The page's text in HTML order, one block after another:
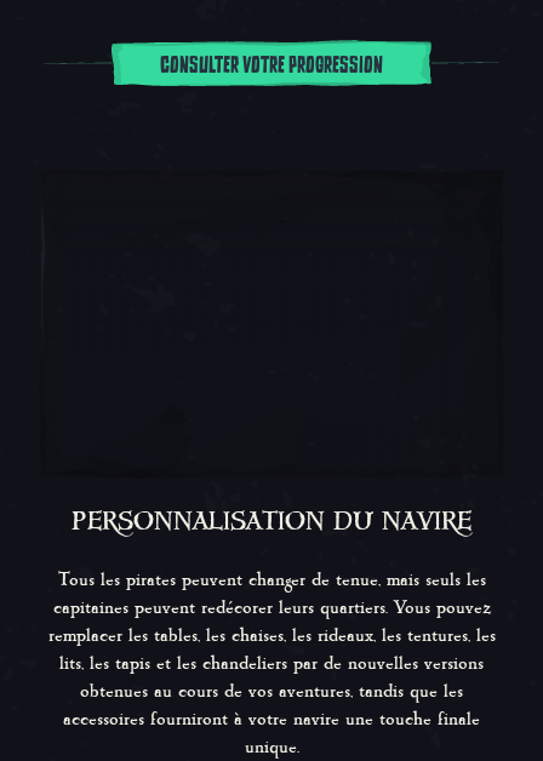
CONSULTER VOTRE PROGRESSION
PERSONNALISATION DU NAVIRE
Tous les pirates peuvent changer de tenue, mais seuls les
capitaines peuvent redécorer leurs quartiers. Vous pouvez
remplacer les tables, les chaises, les rideaux, les tentures, les
lits, les tapis et les chandeliers par de nouvelles versions
obtenues au cours de vos aventures, tandis que les
accessoires fourniront à votre navire une touche finale
unique.